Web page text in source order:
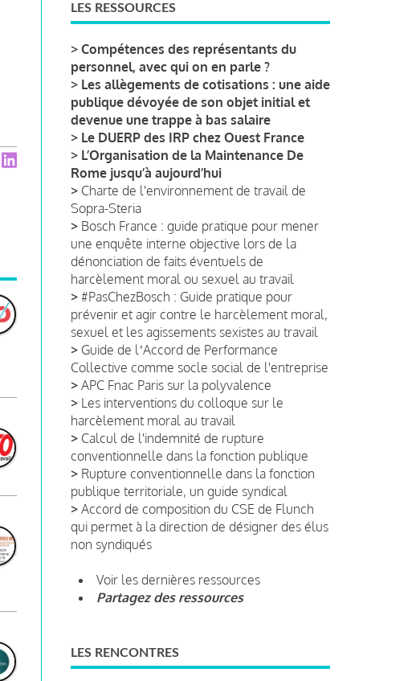
LES RESSOURCES
> Compétences des représentants du
personnel, avec qui on en parle ?
> Les allègements de cotisations : une aide
publique dévoyée de son objet initial et
devenue une trappe à bas salaire
> Le DUERP des IRP chez Ouest France
> L’Organisation de la Maintenance De
Rome jusqu’à aujourd’hui
> Charte de l'environnement de travail de
Sopra-Steria
> Bosch France : guide pratique pour mener
une enquête interne objective lors de la
dénonciation de faits éventuels de
harcèlement moral ou sexuel au travail
> #PasChezBosch : Guide pratique pour
prévenir et agir contre le harcèlement moral,
sexuel et les agissements sexistes au travail
> Guide de lʼAccord de Performance
Collective comme socle social de l'entreprise
> APC Fnac Paris sur la polyvalence
> Les interventions du colloque sur le
harcèlement moral au travail
> Calcul de l'indemnité de rupture
conventionnelle dans la fonction publique
> Rupture conventionnelle dans la fonction
publique territoriale, un guide syndical
> Accord de composition du CSE de Flunch
qui permet à la direction de désigner des élus
non syndiqués
Voir les dernières ressources
Partagez des ressources
LES RENCONTRES